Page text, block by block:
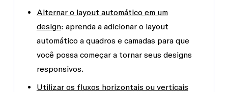
Alternar o layout automático em um
design: aprenda a adicionar o layout
automático a quadros e camadas para que
você possa começar a tornar seus designs
responsivos.
Utilizar os fluxos horizontais ou verticais